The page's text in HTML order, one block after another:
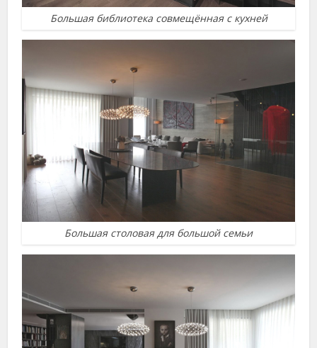
Большая библиотека совмещённая с кухней
Большая столовая для большой семьи